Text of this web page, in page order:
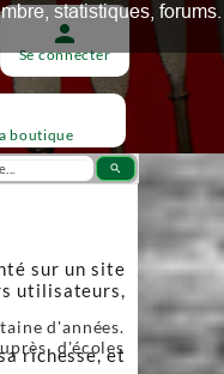
search
person
Se connecter
d'années.
d'écoles
boutique
sur un site
utilisateurs,
richesse, et
statistiques, forums.